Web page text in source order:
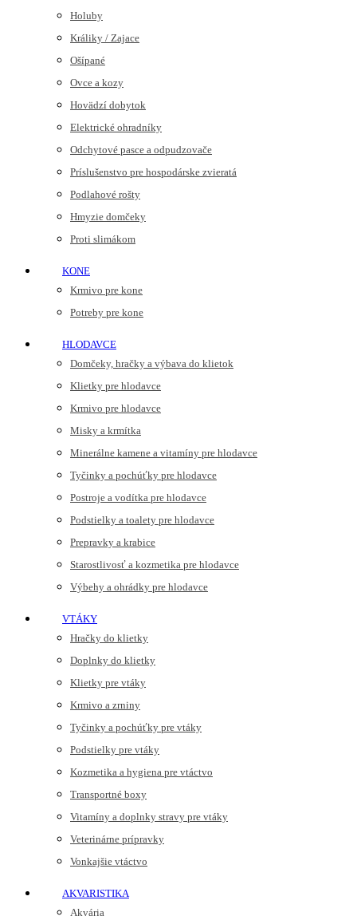
Holuby
Králiky / Zajace
Ošípané
Ovce a kozy
Hovädzí dobytok
Elektrické ohradníky
Odchytové pasce a odpudzovače
Príslušenstvo pre hospodárske zvieratá
Podlahové rošty
Hmyzie domčeky
Proti slimákom
KONE
Krmivo pre kone
Potreby pre kone
HLODAVCE
Domčeky, hračky a výbava do klietok
Klietky pre hlodavce
Krmivo pre hlodavce
Misky a krmítka
Minerálne kamene a vitamíny pre hlodavce
Tyčinky a pochúťky pre hlodavce
Postroje a vodítka pre hlodavce
Podstielky a toalety pre hlodavce
Prepravky a krabice
Starostlivosť a kozmetika pre hlodavce
Výbehy a ohrádky pre hlodavce
VTÁKY
Hračky do klietky
Doplnky do klietky
Klietky pre vtáky
Krmivo a zrniny
Tyčinky a pochúťky pre vtáky
Podstielky pre vtáky
Kozmetika a hygiena pre vtáctvo
Transportné boxy
Vitamíny a doplnky stravy pre vtáky
Veterinárne prípravky
Vonkajšie vtáctvo
AKVARISTIKA
Akvária